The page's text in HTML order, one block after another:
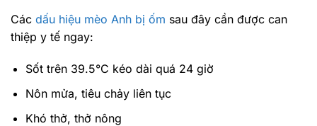
Các dấu hiệu mèo Anh bị ốm sau đây cần được can
thiệp y tế ngay:
Sốt trên 39.5°C kéo dài quá 24 giờ
Nôn mửa, tiêu chảy liên tục
Khó thở, thở nông